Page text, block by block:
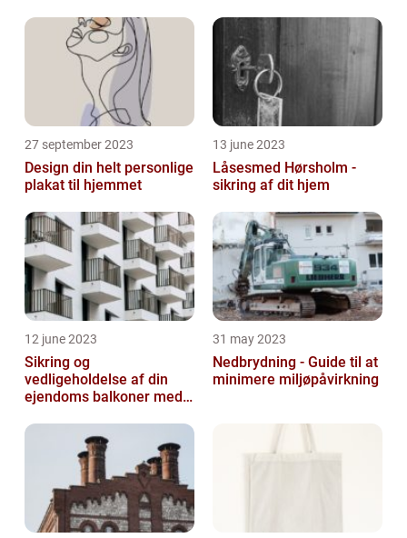
27 september 2023
Design din helt personlige
plakat til hjemmet
13 june 2023
Låsesmed Hørsholm -
sikring af dit hjem
12 june 2023
Sikring og
vedligeholdelse af din
ejendoms balkoner med
31 may 2023
Nedbrydning - Guide til at
minimere miljøpåvirkning